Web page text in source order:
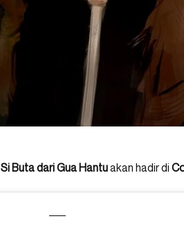
Si Buta dari Gua Hantuakan hadir di